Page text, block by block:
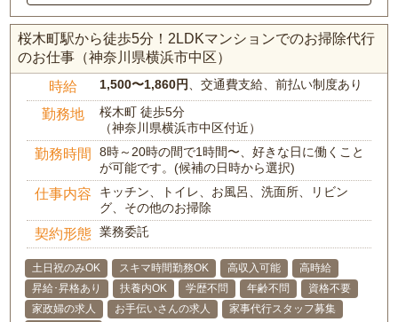
桜木町駅から徒歩5分！2LDKマンションでのお掃除代行
のお仕事（神奈川県横浜市中区）
時給 1,500〜1,860円、交通費支給、前払い制度あり
勤務地
桜木町 徒歩5分
（神奈川県横浜市中区付近）
勤務時間
8時～20時の間で1時間〜、好きな日に働くこと
が可能です。(候補の日時から選択)
仕事内容
キッチン、トイレ、お風呂、洗面所、リビン
グ、その他のお掃除
契約形態 業務委託
土日祝のみOK スキマ時間勤務OK 高収入可能
高時給
昇給･昇格あり
扶養内OK 学歴不問 年齢不問
資格不要
家政婦の求人
お手伝いさんの求人
家事代行スタッフ募集